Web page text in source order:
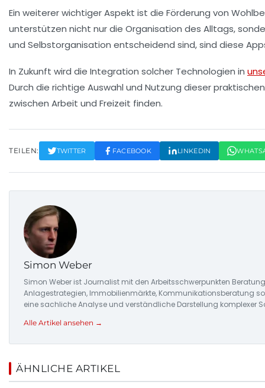
Ein weiterer wichtiger Aspekt ist die Förderung von
unterstützen nicht nur die Organisation des Alltags,
und Selbstorganisation entscheidend sind, sind diese
In Zukunft wird die Integration solcher Technologien in
Durch die richtige Auswahl und Nutzung dieser
zwischen Arbeit und Freizeit finden.
TEILEN: TWITTER FACEBOOK LINKEDIN
Simon Weber
Simon Weber ist Journalist mit den Arbeitsschwerpunkten
Anlagestrategien, Immobilienmärkte, Kommunikationsberatung
eine sachliche Analyse und verständliche Darstellung komplexer
Alle Artikel ansehen →
ÄHNLICHE ARTIKEL